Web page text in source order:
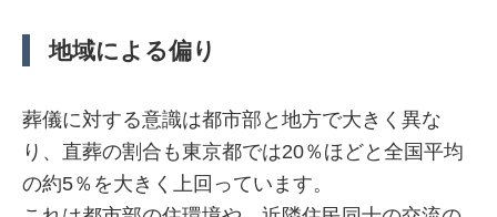
地域による偏り
葬儀に対する意識は都市部と地方で大きく異な
り、直葬の割合も東京都では20％ほどと全国平均
の約5％を大きく上回っています。